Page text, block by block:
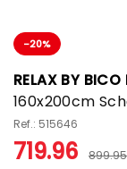
-20%
RELAX BY
160x200cm
Ref.: 515646
719.96 899.95